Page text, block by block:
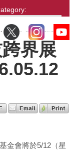
界展
金會將於5/12（星